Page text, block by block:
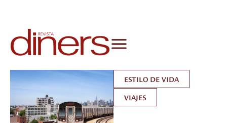
ESTILO DE VIDA
VIAJES